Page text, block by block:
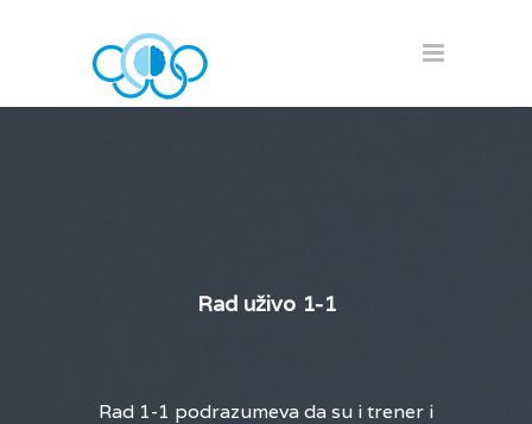
Rad uživo 1-1
Rad 1-1 podrazumeva da su i trener i